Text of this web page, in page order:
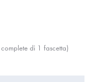
di 1 fascetta)